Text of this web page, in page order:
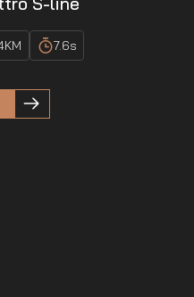
KM 7.6s